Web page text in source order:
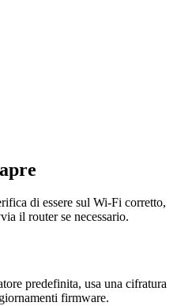
di essere sul Wi‑Fi corretto,
il router se necessario.
predefinita, usa una cifratura
firmware.